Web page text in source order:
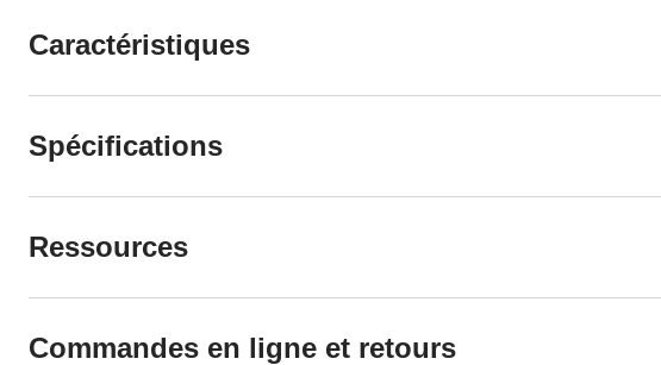
Caractéristiques
Spécifications
Ressources
Commandes en ligne et retours